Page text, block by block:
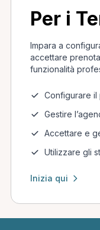
Per i
Impara a
accettare
funzionalità
Configurare
Gestire
Accettare e
Utilizzare gli
Inizia qui